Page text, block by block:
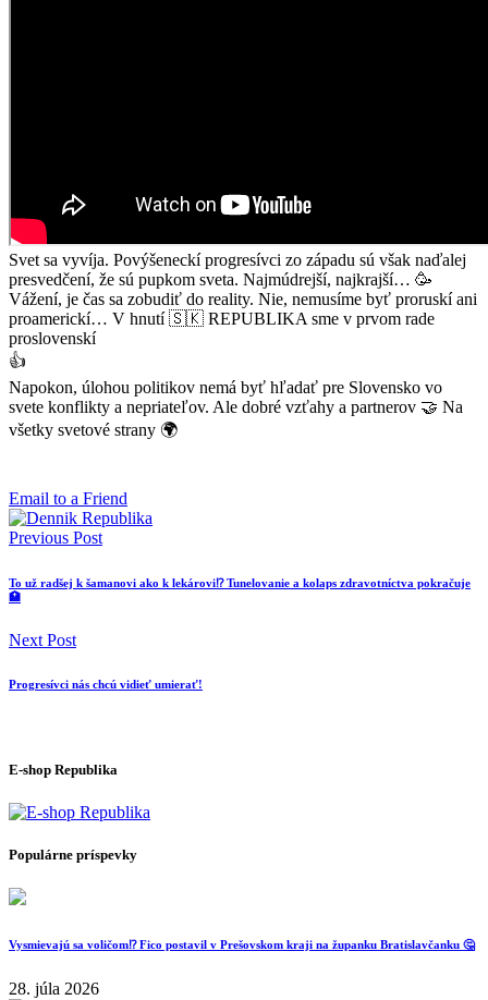
Svet sa vyvíja. Povýšeneckí progresívci zo západu sú však naďalej
presvedčení, že sú pupkom sveta. Najmúdrejší, najkrajší… 🥳
Vážení, je čas sa zobudiť do reality. Nie, nemusíme byť proruskí ani
proamerickí… V hnutí 🇸🇰 REPUBLIKA sme v prvom rade
proslovenskí
👍
Napokon, úlohou politikov nemá byť hľadať pre Slovensko vo
svete konflikty a nepriateľov. Ale dobré vzťahy a partnerov 🤝 Na
všetky svetové strany 🌍
Email to a Friend
Previous Post
To už radšej k šamanovi ako k lekárovi⁉️ Tunelovanie a kolaps zdravotníctva pokračuje
🏥
Next Post
Progresívci nás chcú vidieť umierať!
E-shop Republika
Populárne príspevky
Vysmievajú sa voličom⁉️ Fico postavil v Prešovskom kraji na županku Bratislavčanku 🤔
28. júla 2026